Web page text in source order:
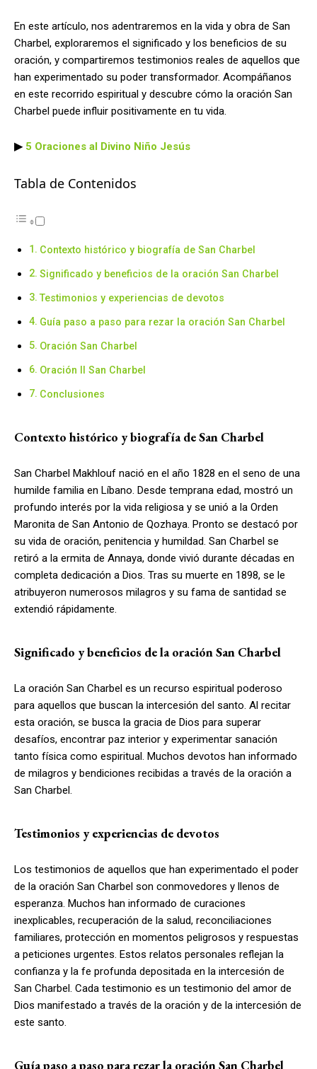
En este artículo, nos adentraremos en la vida y obra de San
Charbel, exploraremos el significado y los beneficios de su
oración, y compartiremos testimonios reales de aquellos que
han experimentado su poder transformador. Acompáñanos
en este recorrido espiritual y descubre cómo la oración San
Charbel puede influir positivamente en tu vida.
▶ 5 Oraciones al Divino Niño Jesús
Tabla de Contenidos
Contexto histórico y biografía de San Charbel
Significado y beneficios de la oración San Charbel
Testimonios y experiencias de devotos
Guía paso a paso para rezar la oración San Charbel
Oración San Charbel
Oración II San Charbel
Conclusiones
Contexto histórico y biografía de San Charbel
San Charbel Makhlouf nació en el año 1828 en el seno de una
humilde familia en Líbano. Desde temprana edad, mostró un
profundo interés por la vida religiosa y se unió a la Orden
Maronita de San Antonio de Qozhaya. Pronto se destacó por
su vida de oración, penitencia y humildad. San Charbel se
retiró a la ermita de Annaya, donde vivió durante décadas en
completa dedicación a Dios. Tras su muerte en 1898, se le
atribuyeron numerosos milagros y su fama de santidad se
extendió rápidamente.
Significado y beneficios de la oración San Charbel
La oración San Charbel es un recurso espiritual poderoso
para aquellos que buscan la intercesión del santo. Al recitar
esta oración, se busca la gracia de Dios para superar
desafíos, encontrar paz interior y experimentar sanación
tanto física como espiritual. Muchos devotos han informado
de milagros y bendiciones recibidas a través de la oración a
San Charbel.
Testimonios y experiencias de devotos
Los testimonios de aquellos que han experimentado el poder
de la oración San Charbel son conmovedores y llenos de
esperanza. Muchos han informado de curaciones
inexplicables, recuperación de la salud, reconciliaciones
familiares, protección en momentos peligrosos y respuestas
a peticiones urgentes. Estos relatos personales reflejan la
confianza y la fe profunda depositada en la intercesión de
San Charbel. Cada testimonio es un testimonio del amor de
Dios manifestado a través de la oración y de la intercesión de
este santo.
Guía paso a paso para rezar la oración San Charbel